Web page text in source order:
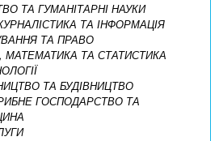
ТА ГУМАНІТАРНІ НАУКИ
ТА ІНФОРМАЦІЯ
ТА ПРАВО
МАТЕМАТИКА ТА СТАТИСТИКА
ТА БУДІВНИЦТВО
ГОСПОДАРСТВО ТА